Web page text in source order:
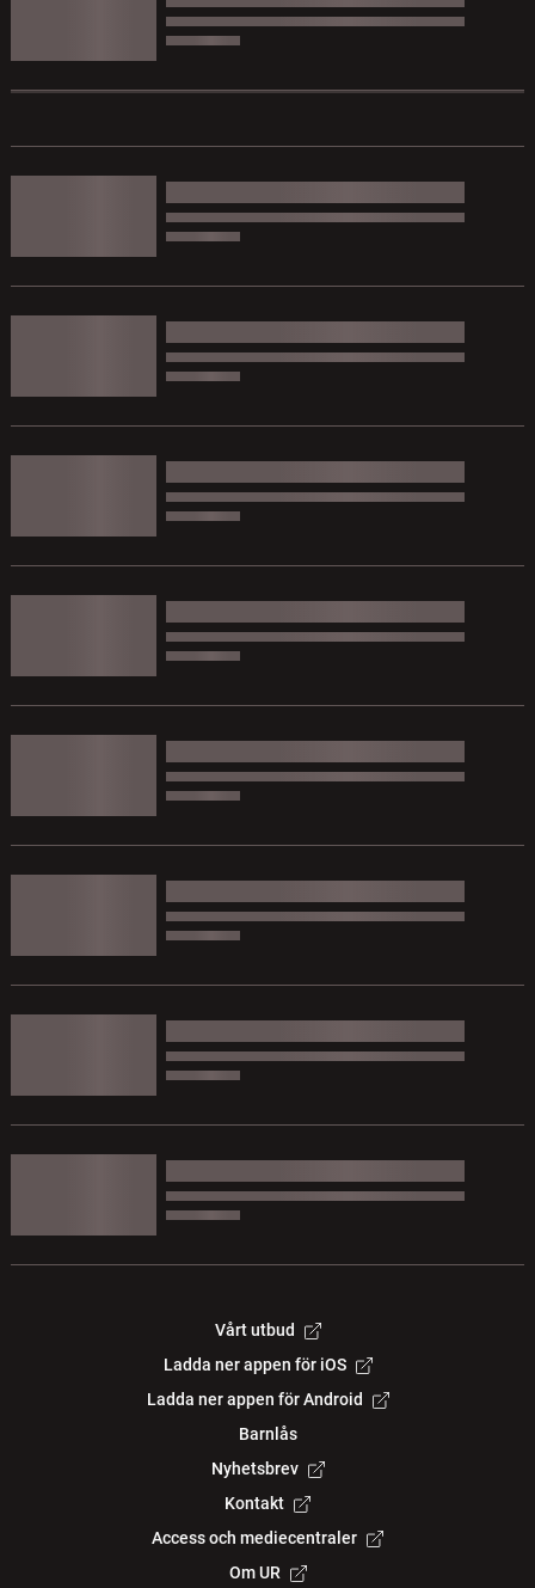
Vårt utbud
Ladda ner appen för iOS
Ladda ner appen för Android
Barnlås
Nyhetsbrev
Kontakt
Access och mediecentraler
Om UR